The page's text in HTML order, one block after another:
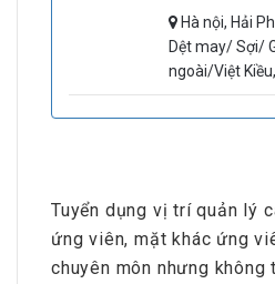
Hà nội, Hải
Dệt may/ Sợi/
ngoài/Việt
Tuyển dụng vị trí quản lý
ứng viên, mặt khác ứng
chuyên môn nhưng không